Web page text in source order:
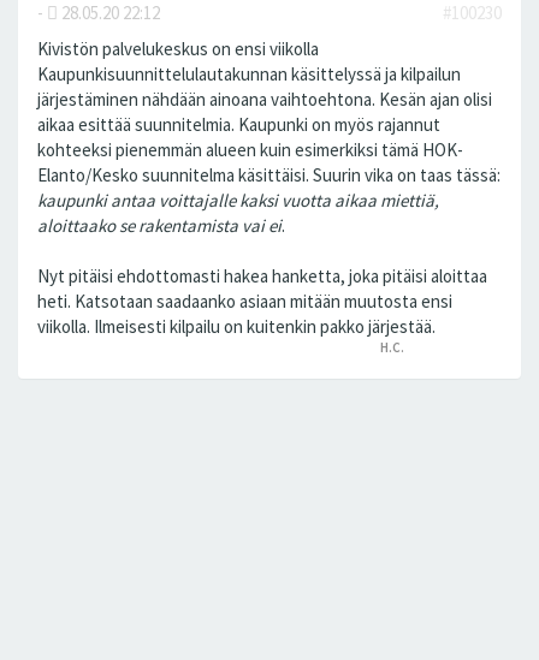
-
28.05.20 22:12
#100230
Kivistön palvelukeskus on ensi viikolla
Kaupunkisuunnittelulautakunnan käsittelyssä ja kilpailun
järjestäminen nähdään ainoana vaihtoehtona. Kesän ajan olisi
aikaa esittää suunnitelmia. Kaupunki on myös rajannut
kohteeksi pienemmän alueen kuin esimerkiksi tämä HOK-
Elanto/Kesko suunnitelma käsittäisi. Suurin vika on taas tässä:
kaupunki antaa voittajalle kaksi vuotta aikaa miettiä,
aloittaako se rakentamista vai ei.
Nyt pitäisi ehdottomasti hakea hanketta, joka pitäisi aloittaa
heti. Katsotaan saadaanko asiaan mitään muutosta ensi
viikolla. Ilmeisesti kilpailu on kuitenkin pakko järjestää.
H.C.